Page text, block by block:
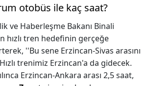
otobüs ile kaç saat?
ve Haberleşme Bakanı Binali
hızlı tren hedefinin gerçeğe
''Bu sene Erzincan-Sivas arasını
trenimiz Erzincan'a da gidecek.
Erzincan-Ankara arası 2,5 saat,